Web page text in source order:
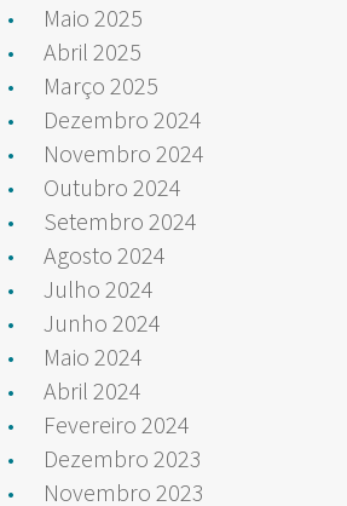
Maio 2025
Abril 2025
Março 2025
Dezembro 2024
Novembro 2024
Outubro 2024
Setembro 2024
Agosto 2024
Julho 2024
Junho 2024
Maio 2024
Abril 2024
Fevereiro 2024
Dezembro 2023
Novembro 2023